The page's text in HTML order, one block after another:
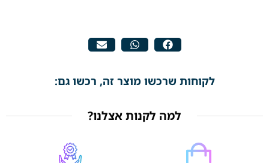
לקוחות שרכשו מוצר זה, רכשו גם:
למה לקנות אצלנו?